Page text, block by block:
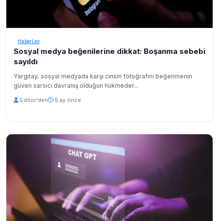
HaberLex
Sosyal medya beğenilerine dikkat: Boşanma sebebi
sayıldı
Yargıtay, sosyal medyada karşı cinsin fotoğrafını beğenmenin
güven sarsıcı davranış olduğun hükmeder...
Editor'den 5 ay önce